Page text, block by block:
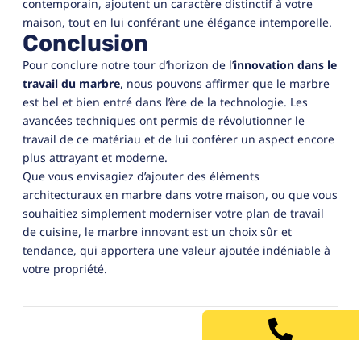
contemporain, ajoutent un caractère distinctif à votre
maison, tout en lui conférant une élégance intemporelle.
Conclusion
Pour conclure notre tour d’horizon de l’innovation dans le
travail du marbre, nous pouvons affirmer que le marbre
est bel et bien entré dans l’ère de la technologie. Les
avancées techniques ont permis de révolutionner le
travail de ce matériau et de lui conférer un aspect encore
plus attrayant et moderne.
Que vous envisagiez d’ajouter des éléments
architecturaux en marbre dans votre maison, ou que vous
souhaitiez simplement moderniser votre plan de travail
de cuisine, le marbre innovant est un choix sûr et
tendance, qui apportera une valeur ajoutée indéniable à
votre propriété.